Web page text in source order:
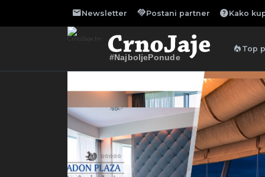
mailNewsletter handshakePostani partner helpKako
#NajboljePonude
local_fire_department Top